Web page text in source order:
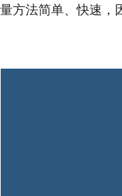
量方法简单、快速，